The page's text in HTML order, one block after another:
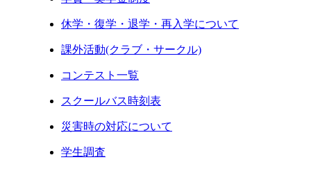
休学・復学・退学・再入学について
課外活動(クラブ・サークル)
コンテスト一覧
スクールバス時刻表
災害時の対応について
学生調査